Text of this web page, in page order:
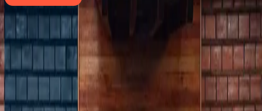
Aqui tem café especial
ASSUCAR Padaria Artesanal
Centro
Mandaguari
Rua Doutor Rufino Maciel, 784
Pet Friendly
Vegano
Aqui tem café especial